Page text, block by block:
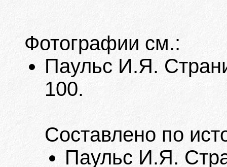
Фотографии см.:
Паульс И.Я.
100.
Составлено по
Паульс И.Я.